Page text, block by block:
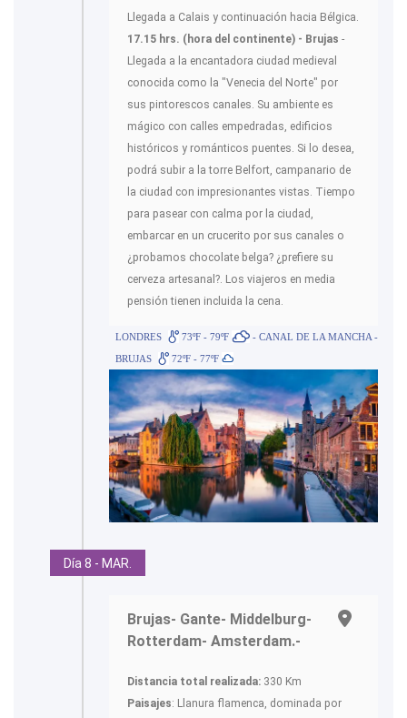
Llegada a Calais y continuación hacia Bélgica.
17.15 hrs. (hora del continente) - Brujas -
Llegada a la encantadora ciudad medieval
conocida como la "Venecia del Norte" por
sus pintorescos canales. Su ambiente es
mágico con calles empedradas, edificios
históricos y románticos puentes. Si lo desea,
podrá subir a la torre Belfort, campanario de
la ciudad con impresionantes vistas. Tiempo
para pasear con calma por la ciudad,
embarcar en un crucerito por sus canales o
¿probamos chocolate belga? ¿prefiere su
cerveza artesanal?. Los viajeros en media
pensión tienen incluida la cena.
LONDRES 73ºF - 79ºF
- CANAL DE LA MANCHA -
BRUJAS
72ºF - 77ºF
Día 8 - MAR.
Brujas- Gante- Middelburg-
Rotterdam- Amsterdam.-
Distancia total realizada: 330 Km
Paisajes: Llanura flamenca, dominada por